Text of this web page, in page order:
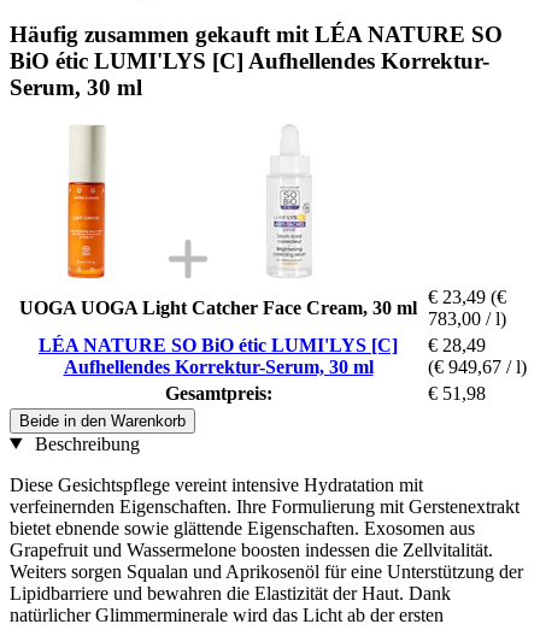
Häufig zusammen gekauft mit LÉA NATURE SO
BiO étic LUMI'LYS [C] Aufhellendes Korrektur-
Serum, 30 ml
UOGA UOGA Light Catcher Face Cream, 30 ml
€ 23,49 (€
783,00 / l)
LÉA NATURE SO BiO étic LUMI'LYS [C]
Aufhellendes Korrektur-Serum, 30 ml
€ 28,49
(€ 949,67 / l)
Gesamtpreis:
€ 51,98
Beide in den Warenkorb
Beschreibung
Diese Gesichtspflege vereint intensive Hydratation mit
verfeinernden Eigenschaften. Ihre Formulierung mit Gerstenextrakt
bietet ebnende sowie glättende Eigenschaften. Exosomen aus
Grapefruit und Wassermelone boosten indessen die Zellvitalität.
Weiters sorgen Squalan und Aprikosenöl für eine Unterstützung der
Lipidbarriere und bewahren die Elastizität der Haut. Dank
natürlicher Glimmerminerale wird das Licht ab der ersten